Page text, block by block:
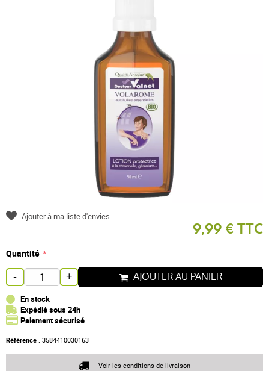
9,99 € TTC
Quantité
- + AJOUTER AU PANIER
En stock
Expédié sous 24h
Paiement sécurisé
Référence : 3584410030163
Ajouter à ma liste d'envies
Voir les conditions de livraison